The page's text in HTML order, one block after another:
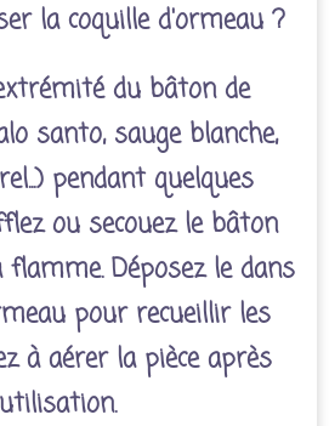
la coquille d'ormeau ?
du bâton de
santo, sauge blanche,
pendant quelques
ou secouez le bâton
Déposez le dans
pour recueillir les
à aérer la pièce après
utilisation.